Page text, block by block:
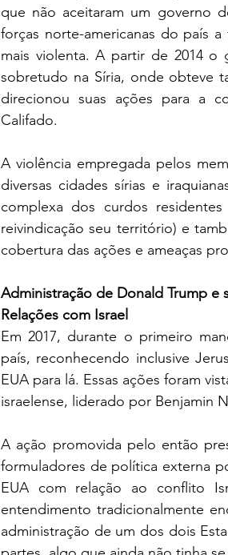
que não aceitaram um governo
forças norte-americanas do país
mais violenta. A partir de 2014 o
sobretudo na Síria, onde obteve
direcionou suas ações para a
Califado.
A violência empregada pelos
diversas cidades sírias e
complexa dos curdos
reivindicação seu território) e
cobertura das ações e ameaças
Administração de Donald Trump
Relações com Israel
Em 2017, durante o primeiro
país, reconhecendo inclusive
EUA para lá. Essas ações foram
israelense, liderado por Benjamin
A ação promovida pelo então
formuladores de política externa
EUA com relação ao conflito
entendimento tradicionalmente
administração de um dos dois